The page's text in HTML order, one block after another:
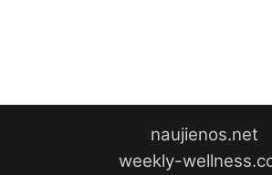
naujienos.net
weekly-